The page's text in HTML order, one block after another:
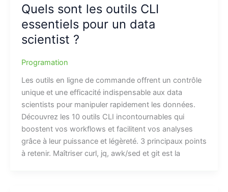
Quels sont les outils CLI
essentiels pour un data
scientist ?
Programation
Les outils en ligne de commande offrent un contrôle
unique et une efficacité indispensable aux data
scientists pour manipuler rapidement les données.
Découvrez les 10 outils CLI incontournables qui
boostent vos workflows et facilitent vos analyses
grâce à leur puissance et légèreté. 3 principaux points
à retenir. Maîtriser curl, jq, awk/sed et git est la